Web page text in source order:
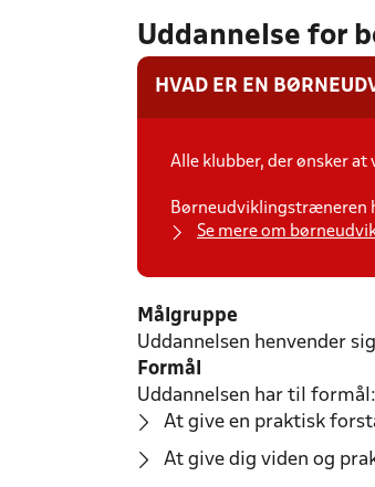
Uddannelse for
HVAD ER EN
Alle klubber, der ønsker at
Børneudviklingstræneren
Se mere om
Målgruppe
Uddannelsen henvender
Formål
Uddannelsen har til formål:
At give en praktisk
At give dig viden og